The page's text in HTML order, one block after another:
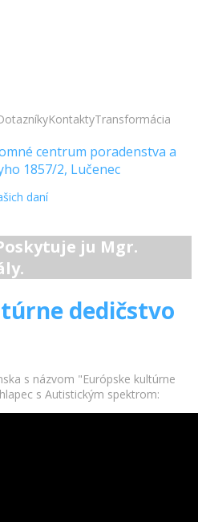
KontaktyTransformácia
centrum poradenstva a
1857/2, Lučenec
ju Mgr.
dedičstvo
s názvom "Európske kultúrne
s Autistickým spektrom: